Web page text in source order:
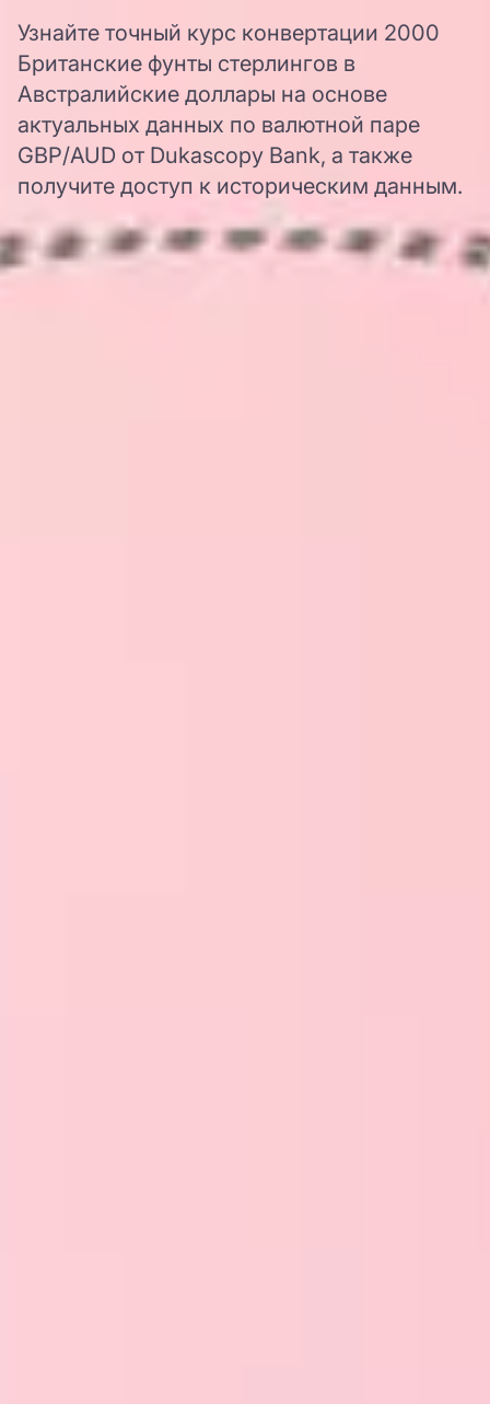
Узнайте точный курс конвертации 2000
Британские фунты стерлингов в
Австралийские доллары на основе
актуальных данных по валютной паре
GBP/AUD от Dukascopy Bank, а также
получите доступ к историческим данным.